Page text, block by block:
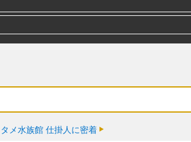
メ水族館 仕掛人に密着